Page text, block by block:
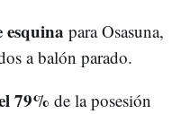
esquina para Osasuna,
a balón parado.
79% de la posesión